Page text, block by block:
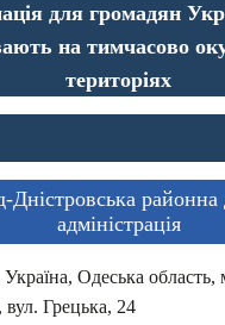
для громадян
на тимчасово
територіях
Дністровська
адміністрація
Одеська область,
вул. Грецька, 24